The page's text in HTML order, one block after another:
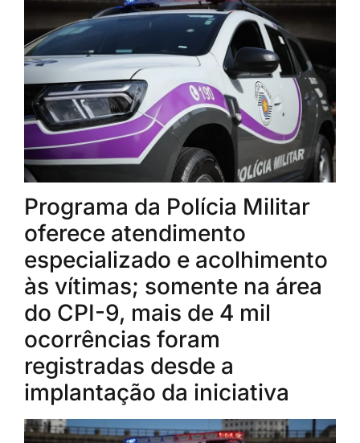
Programa da Polícia Militar
oferece atendimento
especializado e acolhimento
às vítimas; somente na área
do CPI-9, mais de 4 mil
ocorrências foram
registradas desde a
implantação da iniciativa